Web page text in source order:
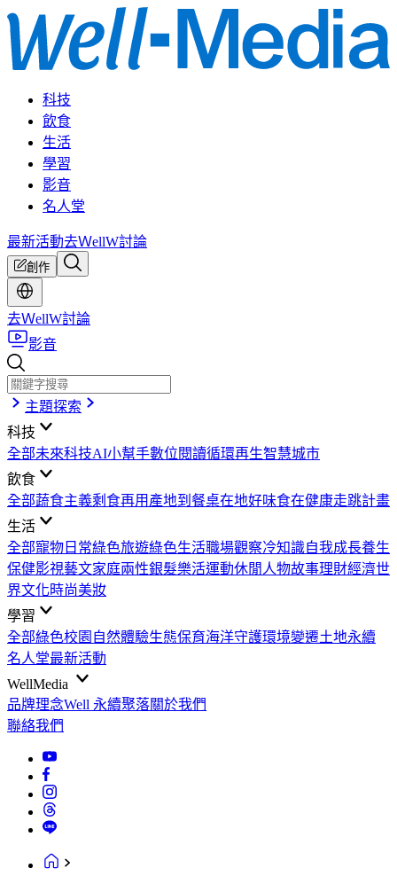
科技
飲食
生活
學習
影音
名人堂
最新活動去ＷellW討論
創作
去ＷellW討論
影音
主題探索
科技
全部未來科技AI小幫手數位閱讀循環再生智慧城市
飲食
全部蔬食主義剩食再用 產地到餐桌在地好味食在健康走跳計畫
生活
全部寵物日常綠色旅遊綠色生活職場觀察冷知識自我成長養生
保健影視藝文家庭兩性銀髮樂活運動休閒 人物故事理財經濟世
界文化時尚美妝
學習
全部綠色校園 自然體驗生態保育海洋守護環境變遷土地永續
名人堂最新活動
WellMedia
品牌理念Well 永續聚落關於我們
聯絡我們